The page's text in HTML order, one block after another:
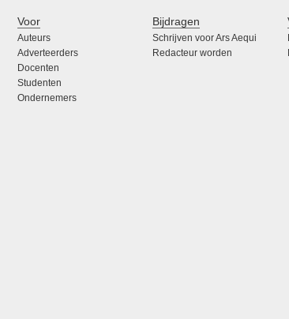
Voor
Auteurs
Adverteerders
Docenten
Studenten
Ondernemers
Bijdragen
Schrijven voor Ars Aequi
Redacteur worden